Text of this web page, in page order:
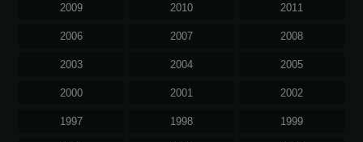
2011
2010
2009
2008
2007
2006
2005
2004
2003
2002
2001
2000
1999
1998
1997